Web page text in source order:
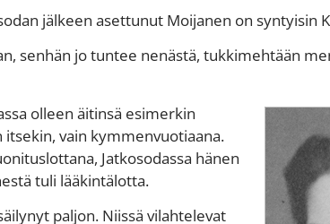
jälkeen asettunut Moijanen on syntyisin
senhän jo tuntee nenästä, tukkimehtään
olleen äitinsä esimerkin
vain kymmenvuotiaana.
Jatkosodassa hänen
tuli lääkintälotta.
paljon. Niissä vilahtelevat